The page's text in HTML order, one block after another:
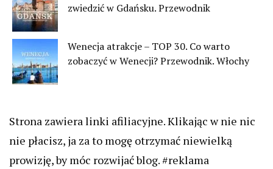
zwiedzić w Gdańsku. Przewodnik
Wenecja atrakcje – TOP 30. Co warto
zobaczyć w Wenecji? Przewodnik. Włochy
Strona zawiera linki afiliacyjne. Klikając w nie nic
nie płacisz, ja za to mogę otrzymać niewielką
prowizję, by móc rozwijać blog. #reklama